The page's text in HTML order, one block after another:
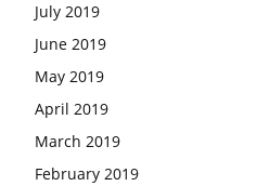
July 2019
June 2019
May 2019
April 2019
March 2019
February 2019